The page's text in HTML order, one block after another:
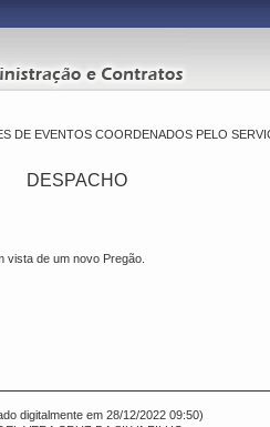
DE EVENTOS COORDENADOS PELO
DESPACHO
vista de um novo Pregão.
digitalmente em 28/12/2022 09:50)